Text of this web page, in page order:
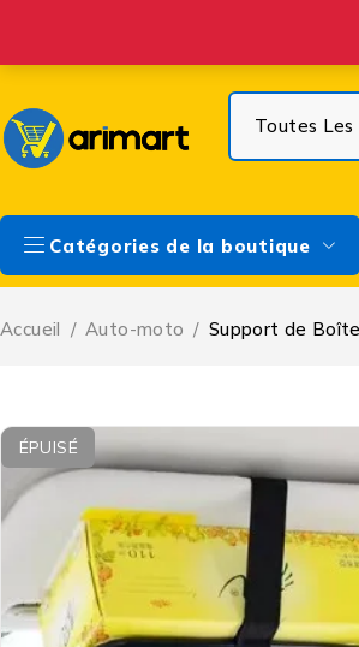
Profitez de la Livraison gratuite à partir de
Catégories de la boutique
Accueil / Auto-moto / Support de
ÉPUISÉ